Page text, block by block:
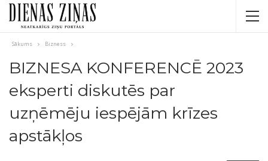
Sākums Bizness
BIZNESA KONFERENCĒ 2023
eksperti diskutēs par
uzņēmēju iespējām krīzes
apstākļos